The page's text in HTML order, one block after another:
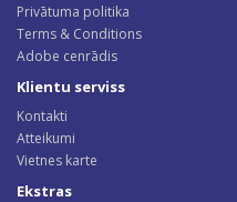
Privātuma politika
Terms & Conditions
Adobe cenrādis
Klientu serviss
Kontakti
Atteikumi
Vietnes karte
Ekstras